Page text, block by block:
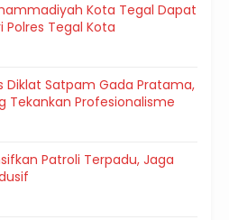
Kota Tegal Dapat
Tegal Kota
Diklat Satpam Gada Pratama,
Tekankan Profesionalisme
Patroli Terpadu, Jaga